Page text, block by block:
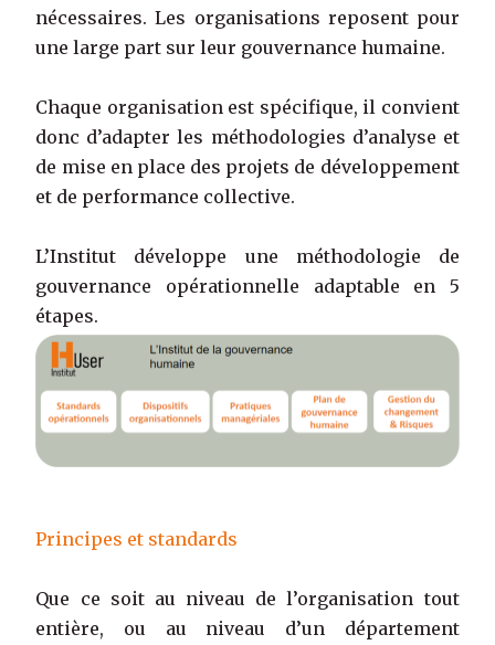
nécessaires. Les organisations reposent pour
une large part sur leur gouvernance humaine.
Chaque organisation est spécifique, il convient
donc d’adapter les méthodologies d’analyse et
de mise en place des projets de développement
et de performance collective.
L’Institut développe une méthodologie de
gouvernance opérationnelle adaptable en 5
étapes.
Principes et standards
Que ce soit au niveau de l’organisation tout
entière, ou au niveau d’un département